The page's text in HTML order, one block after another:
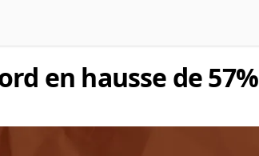
en hausse de 57%